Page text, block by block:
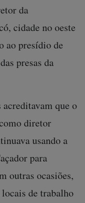
da
cidade no oeste
ao presídio de
presas da
acreditavam que o
diretor
usando a
para
outras ocasiões,
locais de trabalho